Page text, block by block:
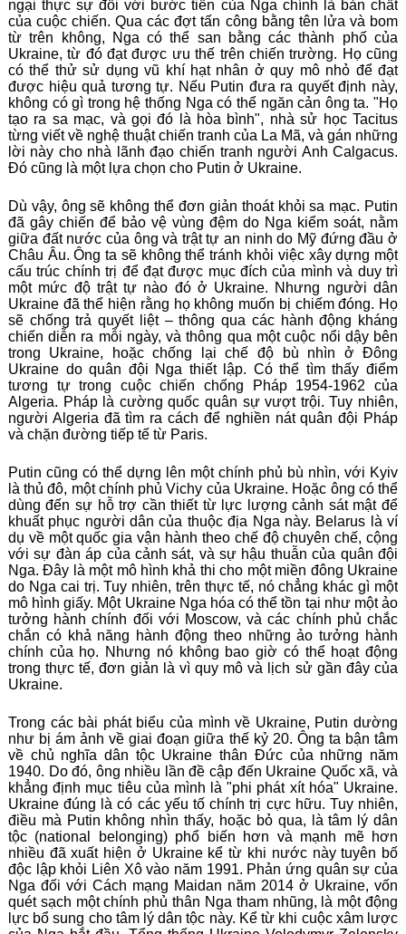
ngại thực sự đối với bước tiến của Nga chính là bản chất
của cuộc chiến. Qua các đợt tấn công bằng tên lửa và bom
từ trên không, Nga có thể san bằng các thành phố của
Ukraine, từ đó đạt được ưu thế trên chiến trường. Họ cũng
có thể thử sử dụng vũ khí hạt nhân ở quy mô nhỏ để đạt
được hiệu quả tương tự. Nếu Putin đưa ra quyết định này,
không có gì trong hệ thống Nga có thể ngăn cản ông ta. "Họ
tạo ra sa mạc, và gọi đó là hòa bình", nhà sử học Tacitus
từng viết về nghệ thuật chiến tranh của La Mã, và gán những
lời này cho nhà lãnh đạo chiến tranh người Anh Calgacus.
Đó cũng là một lựa chọn cho Putin ở Ukraine.
Dù vậy, ông sẽ không thể đơn giản thoát khỏi sa mạc. Putin
đã gây chiến để bảo vệ vùng đệm do Nga kiểm soát, nằm
giữa đất nước của ông và trật tự an ninh do Mỹ đứng đầu ở
Châu Âu. Ông ta sẽ không thể tránh khỏi việc xây dựng một
cấu trúc chính trị để đạt được mục đích của mình và duy trì
một mức độ trật tự nào đó ở Ukraine. Nhưng người dân
Ukraine đã thể hiện rằng họ không muốn bị chiếm đóng. Họ
sẽ chống trả quyết liệt – thông qua các hành động kháng
chiến diễn ra mỗi ngày, và thông qua một cuộc nổi dậy bên
trong Ukraine, hoặc chống lại chế độ bù nhìn ở Đông
Ukraine do quân đội Nga thiết lập. Có thể tìm thấy điểm
tương tự trong cuộc chiến chống Pháp 1954-1962 của
Algeria. Pháp là cường quốc quân sự vượt trội. Tuy nhiên,
người Algeria đã tìm ra cách để nghiền nát quân đội Pháp
và chặn đường tiếp tế từ Paris.
Putin cũng có thể dựng lên một chính phủ bù nhìn, với Kyiv
là thủ đô, một chính phủ Vichy của Ukraine. Hoặc ông có thể
dùng đến sự hỗ trợ cần thiết từ lực lượng cảnh sát mật để
khuất phục người dân của thuộc địa Nga này. Belarus là ví
dụ về một quốc gia vận hành theo chế độ chuyên chế, cộng
với sự đàn áp của cảnh sát, và sự hậu thuẫn của quân đội
Nga. Đây là một mô hình khả thi cho một miền đông Ukraine
do Nga cai trị. Tuy nhiên, trên thực tế, nó chẳng khác gì một
mô hình giấy. Một Ukraine Nga hóa có thể tồn tại như một ảo
tưởng hành chính đối với Moscow, và các chính phủ chắc
chắn có khả năng hành động theo những ảo tưởng hành
chính của họ. Nhưng nó không bao giờ có thể hoạt động
trong thực tế, đơn giản là vì quy mô và lịch sử gần đây của
Ukraine.
Trong các bài phát biểu của mình về Ukraine, Putin dường
như bị ám ảnh về giai đoạn giữa thế kỷ 20. Ông ta bận tâm
về chủ nghĩa dân tộc Ukraine thân Đức của những năm
1940. Do đó, ông nhiều lần đề cập đến Ukraine Quốc xã, và
khẳng định mục tiêu của mình là "phi phát xít hóa" Ukraine.
Ukraine đúng là có các yếu tố chính trị cực hữu. Tuy nhiên,
điều mà Putin không nhìn thấy, hoặc bỏ qua, là tâm lý dân
tộc (national belonging) phổ biến hơn và mạnh mẽ hơn
nhiều đã xuất hiện ở Ukraine kể từ khi nước này tuyên bố
độc lập khỏi Liên Xô vào năm 1991. Phản ứng quân sự của
Nga đối với Cách mạng Maidan năm 2014 ở Ukraine, vốn
quét sạch một chính phủ thân Nga tham nhũng, là một động
lực bổ sung cho tâm lý dân tộc này. Kể từ khi cuộc xâm lược